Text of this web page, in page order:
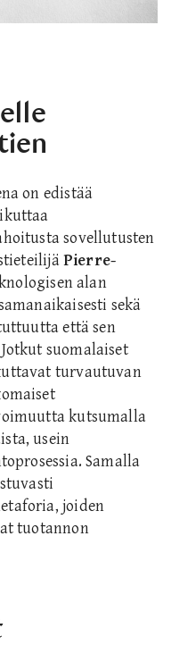
on edistää
sovellutusten
Pierre-
alan
sekä
että sen
suomalaiset
turvautuvan
kutsumalla
usein
Samalla
joiden
tuotannon